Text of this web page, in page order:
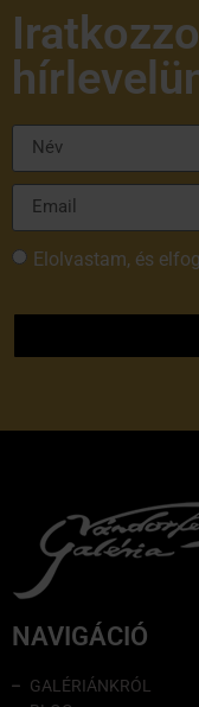
Elolvastam, és
NAVIGÁCIÓ
GALÉRIÁNKRÓL